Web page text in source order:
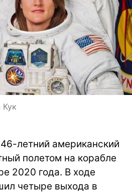
Кук
летний американский
полетом на корабле
2020 года. В ходе
четыре выхода в